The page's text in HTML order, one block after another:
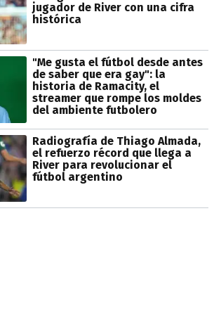
jugador de River con una cifra
histórica
"Me gusta el fútbol desde antes
de saber que era gay": la
historia de Ramacity, el
streamer que rompe los moldes
del ambiente futbolero
Radiografía de Thiago Almada,
el refuerzo récord que llega a
River para revolucionar el
fútbol argentino